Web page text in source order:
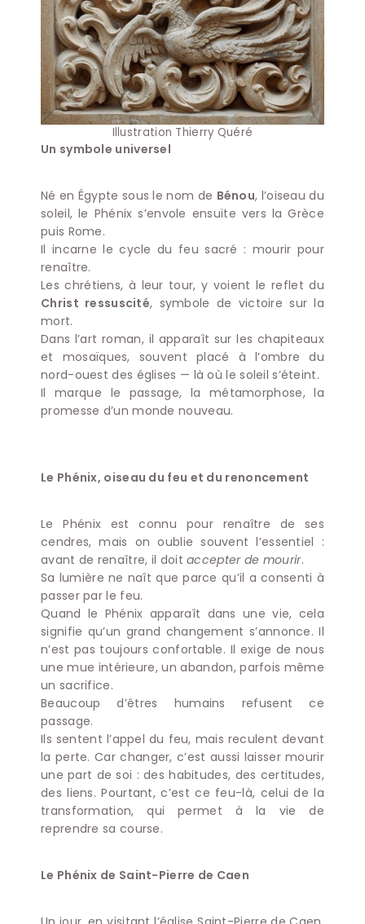
Illustration Thierry Quéré
Un symbole universel
Né en Égypte sous le nom de Bénou, l’oiseau du
soleil, le Phénix s’envole ensuite vers la Grèce
puis Rome.
Il incarne le cycle du feu sacré : mourir pour
renaître.
Les chrétiens, à leur tour, y voient le reflet du
Christ ressuscité, symbole de victoire sur la
mort.
Dans l’art roman, il apparaît sur les chapiteaux
et mosaïques, souvent placé à l’ombre du
nord-ouest des églises — là où le soleil s’éteint.
Il marque le passage, la métamorphose, la
promesse d’un monde nouveau.
Le Phénix, oiseau du feu et du renoncement
Le Phénix est connu pour renaître de ses
cendres, mais on oublie souvent l’essentiel :
avant de renaître, il doitaccepter de mourir.
Sa lumière ne naît que parce qu’il a consenti à
passer par le feu.
Quand le Phénix apparaît dans une vie, cela
signifie qu’un grand changement s’annonce. Il
n’est pas toujours confortable. Il exige de nous
une mue intérieure, un abandon, parfois même
un sacrifice.
Beaucoup d’êtres humains refusent ce
passage.
Ils sentent l’appel du feu, mais reculent devant
la perte. Car changer, c’est aussi laisser mourir
une part de soi : des habitudes, des certitudes,
des liens. Pourtant, c’est ce feu-là, celui de la
transformation, qui permet à la vie de
reprendre sa course.
Le Phénix de Saint-Pierre de Caen